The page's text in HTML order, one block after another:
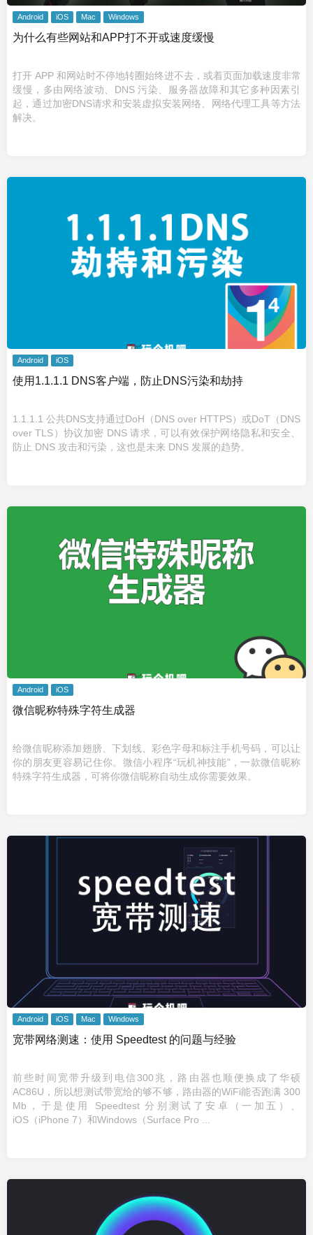
Android iOS Mac Windows
为什么有些网站和APP打不开或速度缓慢
打开 APP 和网站时不停地转圈始终进不去，或着页面加载速度非常
缓慢，多由网络波动、DNS 污染、服务器故障和其它多种因素引
起，通过加密DNS请求和安装虚拟安装网络、网络代理工具等方法
解决。
Android iOS
使用1.1.1.1 DNS客户端，防止DNS污染和劫持
1.1.1.1 公共DNS支持通过DoH（DNS over HTTPS）或DoT（DNS
over TLS）协议加密 DNS 请求，可以有效保护网络隐私和安全、
防止 DNS 攻击和污染，这也是未来 DNS 发展的趋势。
Android iOS
微信昵称特殊字符生成器
给微信昵称添加翅膀、下划线、彩色字母和标注手机号码，可以让
你的朋友更容易记住你。微信小程序“玩机神技能”，一款微信昵称
特殊字符生成器，可将你微信昵称自动生成你需要效果。
Android iOS Mac Windows
宽带网络测速：使用 Speedtest 的问题与经验
前些时间宽带升级到电信300兆，路由器也顺便换成了华硕
AC86U，所以想测试带宽给的够不够，路由器的WiFi能否跑满 300
Mb，于是使用 Speedtest 分别测试了安卓（一加五）、